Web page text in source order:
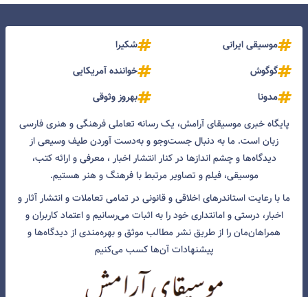
موسیقی ایرانی
شکیرا
گوگوش
خواننده آمریکایی
مدونا
بهروز وثوقی
پایگاه خبری موسیقای آرامش، یک رسانه تعاملی فرهنگی و هنری فارسی
زبان است. ما به دنبال جست‌و‌جو و به‌دست آوردن طیف وسیعی از
دیدگاه‌ها و چشم انداز‌ها در کنار انتشار اخبار ، معرفی و ارائه کتب،
موسیقی، فیلم و تصاویر مرتبط با فرهنگ و هنر هستیم.
ما با رعایت استاندرهای اخلاقی و قانونی در تمامی تعاملات و انتشار آثار و
اخبار، درستی و امانتداری خود را به اثبات می‌رسانیم و اعتماد کاربران و
همراهان‌مان را از طریق نشر مطالب موثق و بهره‌مندی از دیدگاه‌ها و
پیشنهادات آن‌ها کسب می‌کنیم